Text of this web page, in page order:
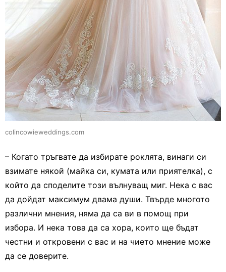
colincowieweddings.com
– Когато тръгвате да избирате роклята, винаги си
взимате някой (майка си, кумата или приятелка), с
който да споделите този вълнуващ миг. Нека с вас
да дойдат максимум двама души. Твърде многото
различни мнения, няма да са ви в помощ при
избора. И нека това да са хора, които ще бъдат
честни и откровени с вас и на чието мнение може
да се доверите.